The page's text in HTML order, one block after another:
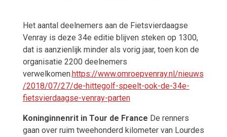
Het aantal deelnemers aan de Fietsvierdaagse
Venray is deze 34e editie blijven steken op 1300,
dat is aanzienlijk minder als vorig jaar, toen kon de
organisatie 2200 deelnemers
verwelkomen.https://www.omroepvenray.nl/nieuws
/2018/07/27/de-hittegolf-speelt-ook-de-34e-
fietsvierdaagse-venray-parten
Koninginnenrit in Tour de France De renners
gaan over ruim tweehonderd kilometer van Lourdes